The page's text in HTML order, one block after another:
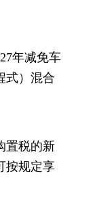
年减免车
式）混合
置税的新
按规定享